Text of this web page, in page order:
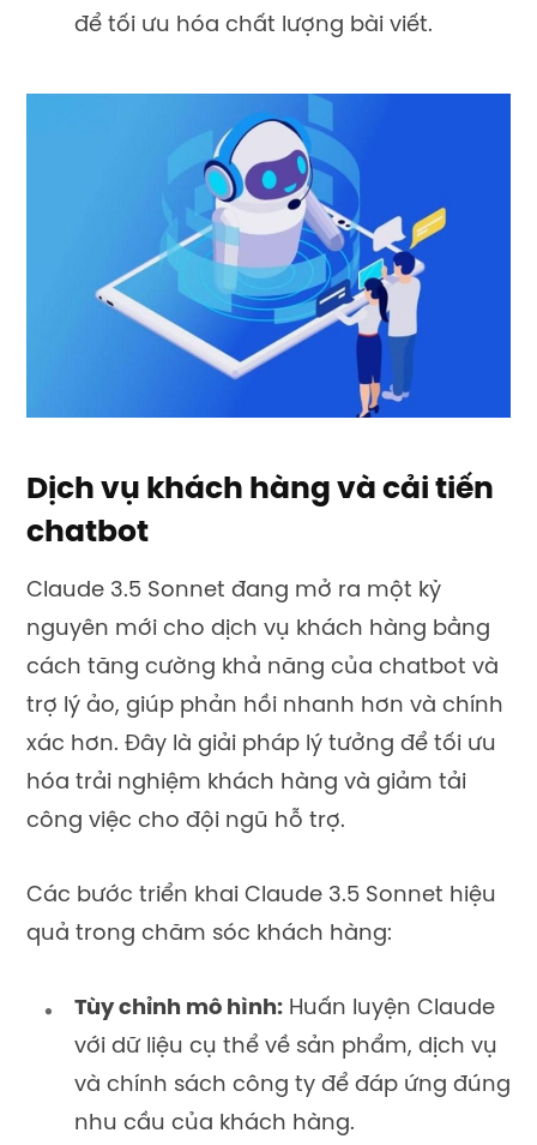
để tối ưu hóa chất lượng bài viết.
Dịch vụ khách hàng và cải tiến
chatbot
Claude 3.5 Sonnet đang mở ra một kỷ
nguyên mới cho dịch vụ khách hàng bằng
cách tăng cường khả năng của chatbot và
trợ lý ảo, giúp phản hồi nhanh hơn và chính
xác hơn. Đây là giải pháp lý tưởng để tối ưu
hóa trải nghiệm khách hàng và giảm tải
công việc cho đội ngũ hỗ trợ.
Các bước triển khai Claude 3.5 Sonnet hiệu
quả trong chăm sóc khách hàng:
Tùy chỉnh mô hình: Huấn luyện Claude
với dữ liệu cụ thể về sản phẩm, dịch vụ
và chính sách công ty để đáp ứng đúng
nhu cầu của khách hàng.